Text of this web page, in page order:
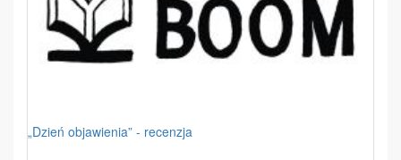
„Dzień objawienia” - recenzja